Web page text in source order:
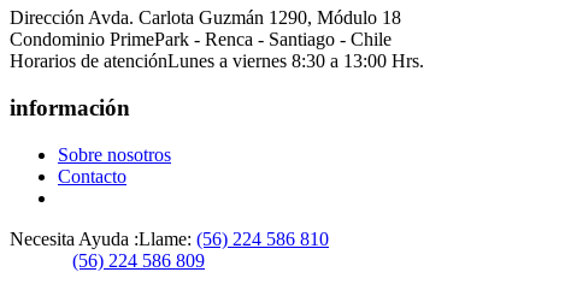
Dirección Avda. Carlota Guzmán 1290, Módulo 18
Condominio PrimePark - Renca - Santiago - Chile
Horarios de atenciónLunes a viernes 8:30 a 13:00 Hrs.
información
Sobre nosotros
Contacto
Necesita Ayuda :Llame: (56) 224 586 810
(56) 224 586 809